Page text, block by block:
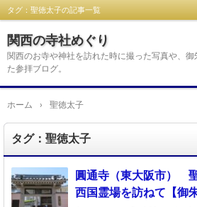
タグ：聖徳太子の記事一覧
関西の寺社めぐり
関西のお寺や神社を訪れた時に撮った写真や、
た参拝ブログ。
ホーム › 聖徳太子
タグ：聖徳太子
圓通寺（東大阪市）
西国霊場を訪ねて【御朱